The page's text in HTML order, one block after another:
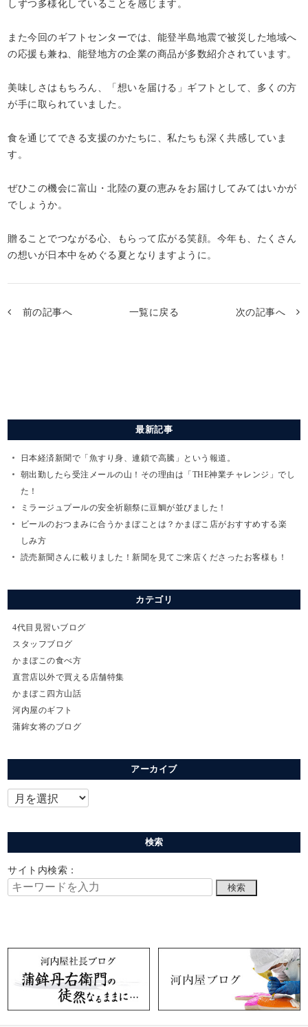
しずつ多様化していることを感じます。
また今回のギフトセンターでは、能登半島地震で被災した地域へ
の応援も兼ね、能登地方の企業の商品が多数紹介されています。
美味しさはもちろん、「想いを届ける」ギフトとして、多くの方
が手に取られていました。
食を通じてできる支援のかたちに、私たちも深く共感していま
す。
ぜひこの機会に富山・北陸の夏の恵みをお届けしてみてはいかが
でしょうか。
贈ることでつながる心、もらって広がる笑顔。今年も、たくさん
の想いが日本中をめぐる夏となりますように。
前の記事へ 一覧に戻る 次の記事へ
最新記事
日本経済新聞で「魚すり身、連鎖で高騰」という報道。
朝出勤したら受注メールの山！その理由は「THE神業チャレンジ」でし
た！
ミラージュプールの安全祈願祭に豆鯛が並びました！
ビールのおつまみに合うかまぼことは？かまぼこ店がおすすめする楽
しみ方
読売新聞さんに載りました！新聞を見てご来店くださったお客様も！
カテゴリ
4代目見習いブログ
スタッフブログ
かまぼこの食べ方
直営店以外で買える店舗特集
かまぼこ四方山話
河内屋のギフト
蒲鉾女将のブログ
アーカイブ
検索
サイト内検索：